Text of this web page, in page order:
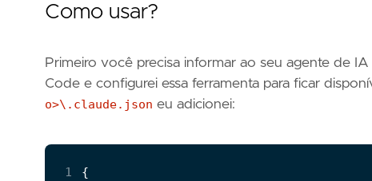
Como usar?
Primeiro você precisa informar ao seu agente de
Code e configurei essa ferramenta para ficar
o>\.claude.json eu adicionei:
1
{